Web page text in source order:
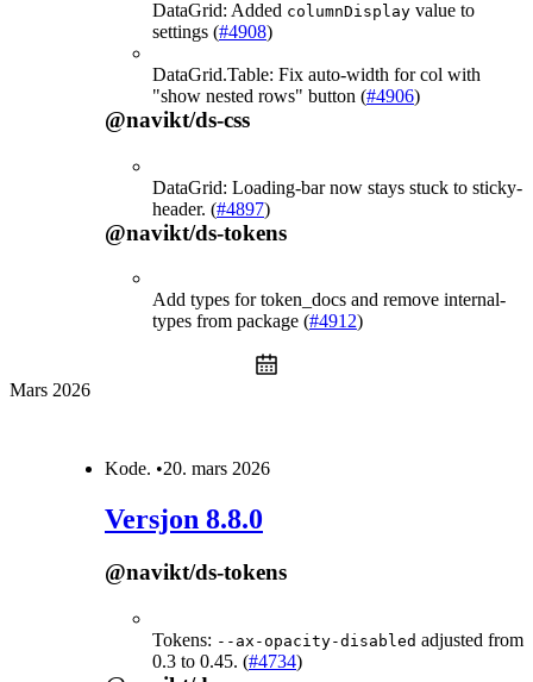
DataGrid: Added columnDisplay value to
settings (#4908)
DataGrid.Table: Fix auto-width for col with
"show nested rows" button (#4906)
@navikt/ds-css
DataGrid: Loading-bar now stays stuck to sticky-
header. (#4897)
@navikt/ds-tokens
Add types for token_docs and remove internal-
types from package (#4912)
Mars 2026
Kode. •20. mars 2026
Versjon 8.8.0
@navikt/ds-tokens
Tokens: --ax-opacity-disabled adjusted from
0.3 to 0.45. (#4734)